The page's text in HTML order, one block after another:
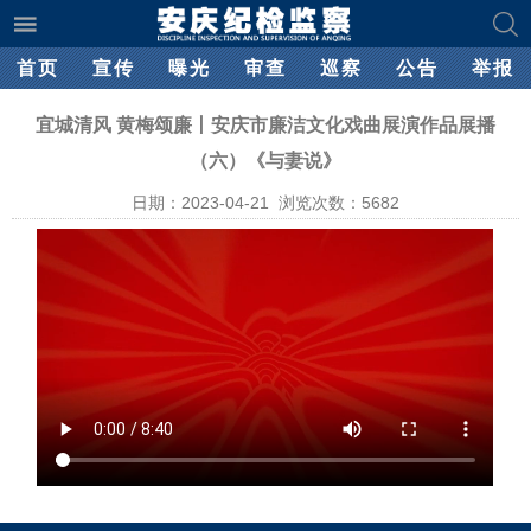
首页 宣传 曝光 审查 巡察 公告 举报
宜城清风 黄梅颂廉丨安庆市廉洁文化戏曲展演作品展播
（六）《与妻说》
日期：2023-04-21 浏览次数： 5682